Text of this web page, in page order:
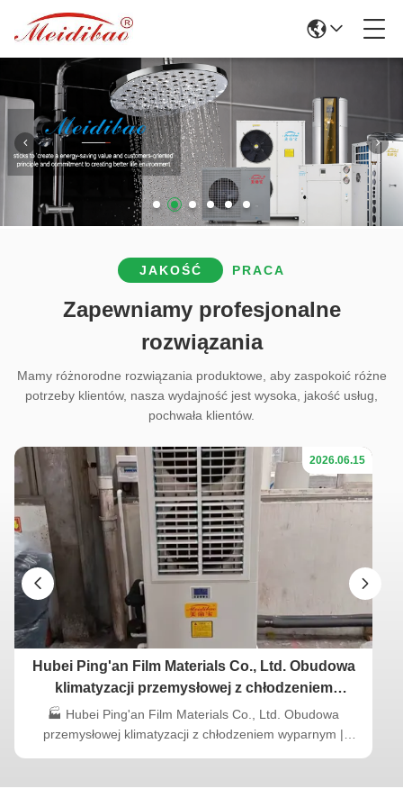
JAKOŚĆ PRACA
Zapewniamy profesjonalne
rozwiązania
Mamy różnorodne rozwiązania produktowe, aby zaspokoić różne
potrzeby klientów, nasza wydajność jest wysoka, jakość usług,
pochwała klientów.
2026.06.15
Hubei Ping'an Film Materials Co., Ltd. Obudowa
klimatyzacji przemysłowej z chłodzeniem
wyparnym | Meidebao
🏭 Hubei Ping'an Film Materials Co., Ltd. Obudowa
przemysłowej klimatyzacji z chłodzeniem wyparnym |